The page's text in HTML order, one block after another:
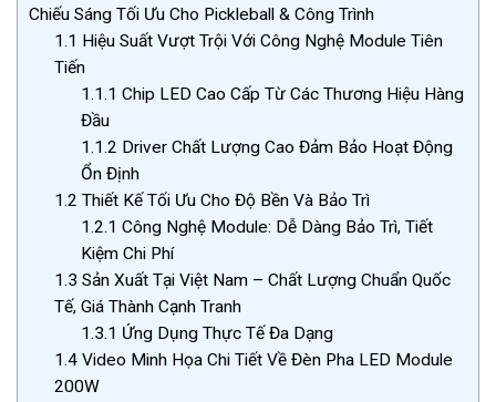
Chiếu Sáng Tối Ưu Cho Pickleball & Công Trình
1.1 Hiệu Suất Vượt Trội Với Công Nghệ Module Tiên
Tiến
1.1.1 Chip LED Cao Cấp Từ Các Thương Hiệu Hàng
Đầu
1.1.2 Driver Chất Lượng Cao Đảm Bảo Hoạt Động
Ổn Định
1.2 Thiết Kế Tối Ưu Cho Độ Bền Và Bảo Trì
1.2.1 Công Nghệ Module: Dễ Dàng Bảo Trì, Tiết
Kiệm Chi Phí
1.3 Sản Xuất Tại Việt Nam – Chất Lượng Chuẩn Quốc
Tế, Giá Thành Cạnh Tranh
1.3.1 Ứng Dụng Thực Tế Đa Dạng
1.4 Video Minh Họa Chi Tiết Về Đèn Pha LED Module
200W